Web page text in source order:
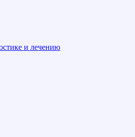
и лечению